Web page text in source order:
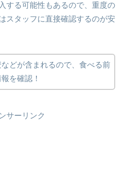
する可能性もあるので、重度の
スタッフに直接確認するのが安
どが含まれるので、食べる前
を確認！
サーリンク